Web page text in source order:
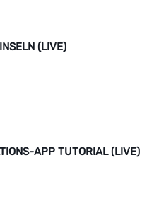
(LIVE)
APP TUTORIAL (LIVE)